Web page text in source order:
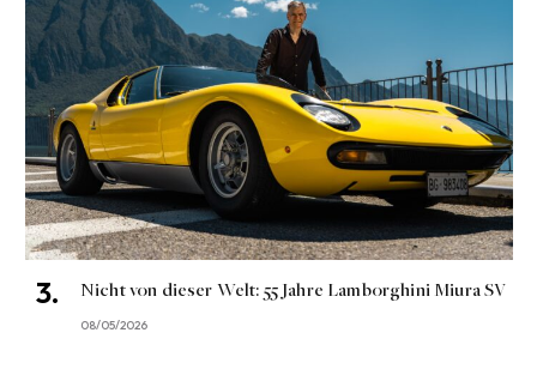
Nicht von dieser Welt: 55 Jahre Lamborghini Miura SV
08/05/2026